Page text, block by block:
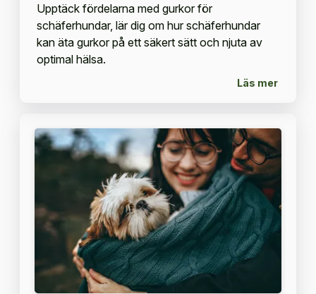
Upptäck fördelarna med gurkor för
schäferhundar, lär dig om hur schäferhundar
kan äta gurkor på ett säkert sätt och njuta av
optimal hälsa.
Läs mer